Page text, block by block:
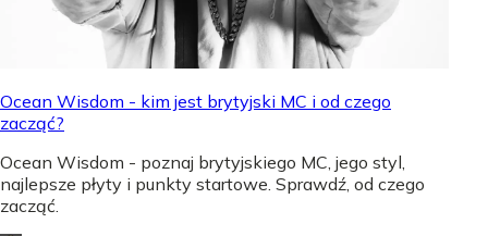
Ocean Wisdom - kim jest brytyjski MC i od czego
zacząć?
Ocean Wisdom - poznaj brytyjskiego MC, jego styl,
najlepsze płyty i punkty startowe. Sprawdź, od czego
zacząć.